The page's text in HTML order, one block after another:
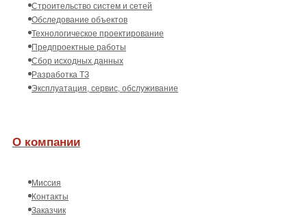
Строительство систем и сетей
Обследование объектов
Технологическое проектирование
Предпроектные работы
Сбор исходных данных
Разработка ТЗ
Эксплуатация, сервис, обслуживание
О компании
Миссия
Контакты
Заказчик